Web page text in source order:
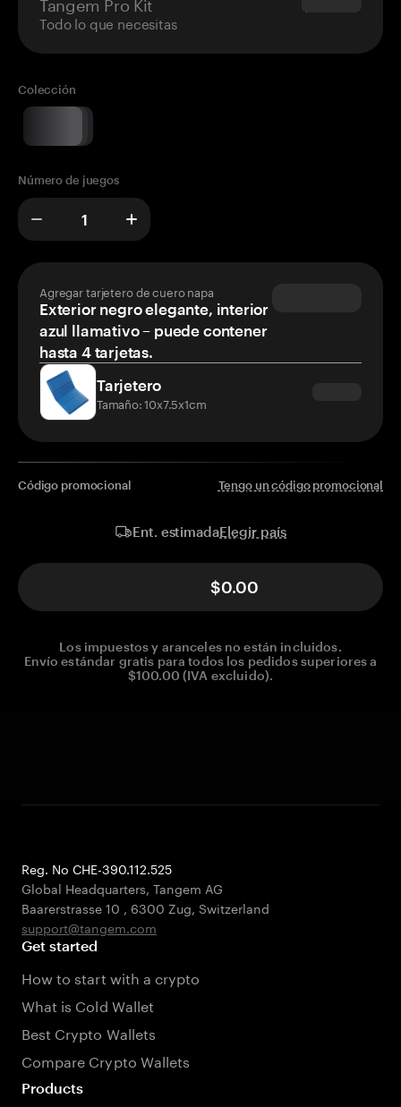
Todo lo que necesitas
$180.00
Colección
Número de juegos
Agregar tarjetero de cuero napa
Exterior negro elegante, interior
azul llamativo – puede contener
hasta 4 tarjetas.
Tarjetero
Tamaño: 10x7.5x1cm
Código promocional Tengo un código promocional
Ent. estimadaElegir país
$0.00
Los impuestos y aranceles no están incluidos.
Envío estándar gratis para todos los pedidos superiores a
$100.00 (IVA excluido).
Reg. No CHE-390.112.525
Global Headquarters, Tangem AG
Baarerstrasse 10 , 6300 Zug, Switzerland
support@tangem.com
Get started
How to start with a crypto
What is Cold Wallet
Best Crypto Wallets
Compare Crypto Wallets
Products